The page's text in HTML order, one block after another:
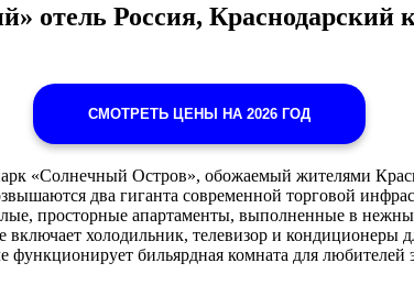
отель Россия, Краснодарский
СМОТРЕТЬ ЦЕНЫ НА 2026 ГОД
«Солнечный Остров», обожаемый жителями
два гиганта современной торговой
просторные апартаменты, выполненные в
холодильник, телевизор и кондиционеры
бильярдная комната для любителей